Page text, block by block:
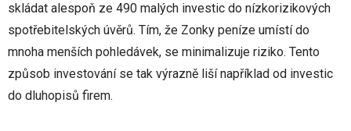
skládat alespoň ze 490 malých investic do nízkorizikových
spotřebitelských úvěrů. Tím, že Zonky peníze umístí do
mnoha menších pohledávek, se minimalizuje riziko. Tento
způsob investování se tak výrazně liší například od investic
do dluhopisů firem.